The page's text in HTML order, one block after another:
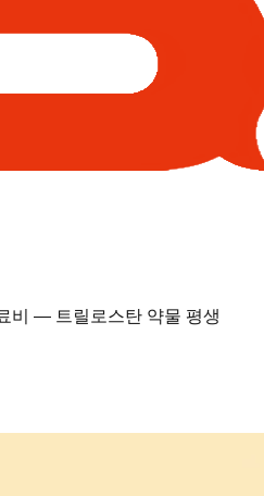
비 — 트릴로스탄 약물 평생